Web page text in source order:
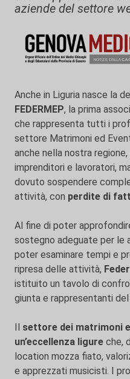
aziende del settore
Anche in Liguria nasce la
FEDERMEP, la prima
che rappresenta tutti i
settore Matrimoni ed
anche nella nostra
imprenditori e lavoratori,
dovuto sospendere
attività, con perdite di
Al fine di poter
sostegno adeguate per le
poter esaminare tempi e
ripresa delle attività,
istituito un tavolo di
giunta e rappresentanti
Il settore dei matrimoni
un’eccellenza ligure che,
location mozza fiato,
e apprezzati musicisti. I